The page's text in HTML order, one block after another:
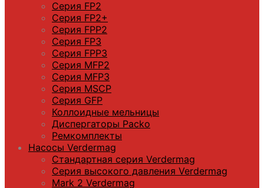
Серия FP2
Серия FP2+
Серия FPP2
Серия FP3
Серия FPP3
Серия МFP2
Серия МFP3
Серия MSCP
Серия GFP
Коллоидные мельницы
Диспергаторы Packo
Ремкомплекты
Насосы Verdermag
Стандартная серия Verdermag
Серия высокого давления Verdermag
Mark 2 Verdermag